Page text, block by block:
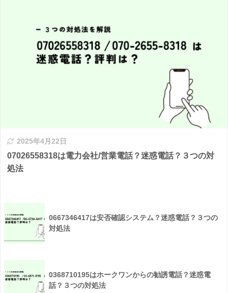
2025年4月22日
07026558318は電力会社/営業電話？迷惑電話？３つの対
処法
0667346417は安否確認システム？迷惑電話？３つの
対処法
0368710195はホークワンからの勧誘電話？迷惑電
話？３つの対処法